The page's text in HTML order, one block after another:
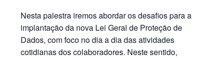
Nesta palestra iremos abordar os desafios para a
implantação da nova Lei Geral de Proteção de
Dados, com foco no dia a dia das atividades
cotidianas dos colaboradores. Neste sentido,